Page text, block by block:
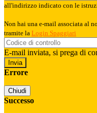
all'indirizzo indicato con le
Non hai una e-mail associata al
tramite la Login Spaggiari
E-mail inviata, si prega di
Errore
Chiudi
Successo